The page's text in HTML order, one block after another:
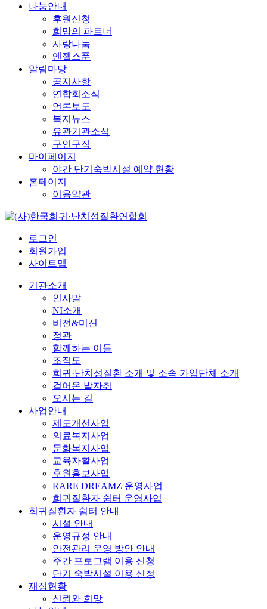
나눔안내
후원신청
희망의 파트너
사랑나눔
엔젤스푼
알림마당
공지사항
연합회소식
언론보도
복지뉴스
유관기관소식
구인구직
마이페이지
야간 단기숙박시설 예약 현황
홈페이지
이용약관
로그인
회원가입
사이트맵
기관소개
인사말
NI소개
비전&미션
정관
함께하는 이들
조직도
희귀·난치성질환 소개 및 소속 가입단체 소개
걸어온 발자취
오시는 길
사업안내
제도개선사업
의료복지사업
문화복지사업
교육자활사업
후원홍보사업
RARE DREAMZ 운영사업
희귀질환자 쉼터 운영사업
희귀질환자 쉼터 안내
시설 안내
운영규정 안내
안전관리 운영 방안 안내
주간 프로그램 이용 신청
단기 숙박시설 이용 신청
재정현황
신뢰와 희망